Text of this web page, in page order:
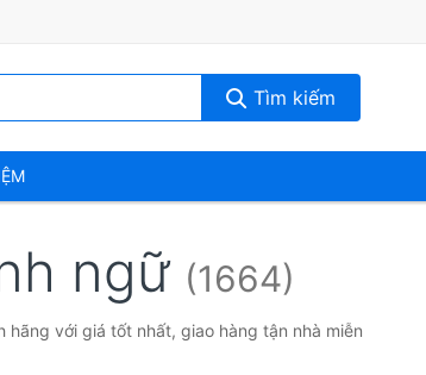
Tìm kiếm
ngữ (1664)
với giá tốt nhất, giao hàng tận nhà miễn